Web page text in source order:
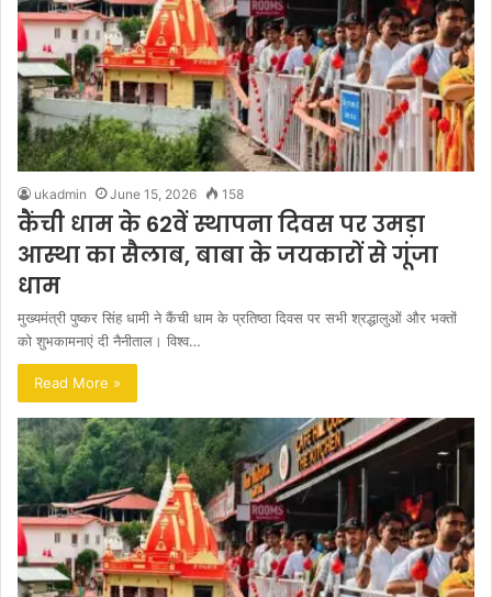
ukadmin June 15, 2026 158
कैंची धाम के 62वें स्थापना दिवस पर उमड़ा
आस्था का सैलाब, बाबा के जयकारों से गूंजा
धाम
मुख्यमंत्री पुष्कर सिंह धामी ने कैंची धाम के प्रतिष्ठा दिवस पर सभी श्रद्धालुओं और भक्तों
को शुभकामनाएं दी नैनीताल। विश्व…
Read More »